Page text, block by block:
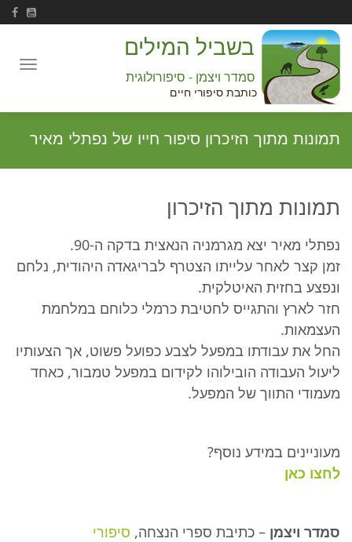
Toggle
בשביל המילים
סמדר ויצמן - סיפורולוגית
כותבת סיפורי חיים
תמונות מתוך הזיכרון סיפור חייו של נפתלי מאיר
תמונות מתוך הזיכרון
נפתלי מאיר יצא מגרמניה הנאצית בדקה ה-90.
זמן קצר לאחר עלייתו הצטרף לבריגאדה היהודית, נלחם
ונפצע בחזית האיטלקית.
חזר לארץ והתגייס לחטיבת כרמלי כלוחם במלחמת
העצמאות.
החל את עבודתו במפעל לצבע כפועל פשוט, אך הצעותיו
ליעול העבודה הובילוהו לקידום במפעל טמבור, כאחד
מעמודי התווך של המפעל.
מעוניינים במידע נוסף?
לחצו כאן
סמדר ויצמן – כתיבת ספרי הנצחה, סיפורי